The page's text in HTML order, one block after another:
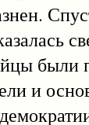
были
и